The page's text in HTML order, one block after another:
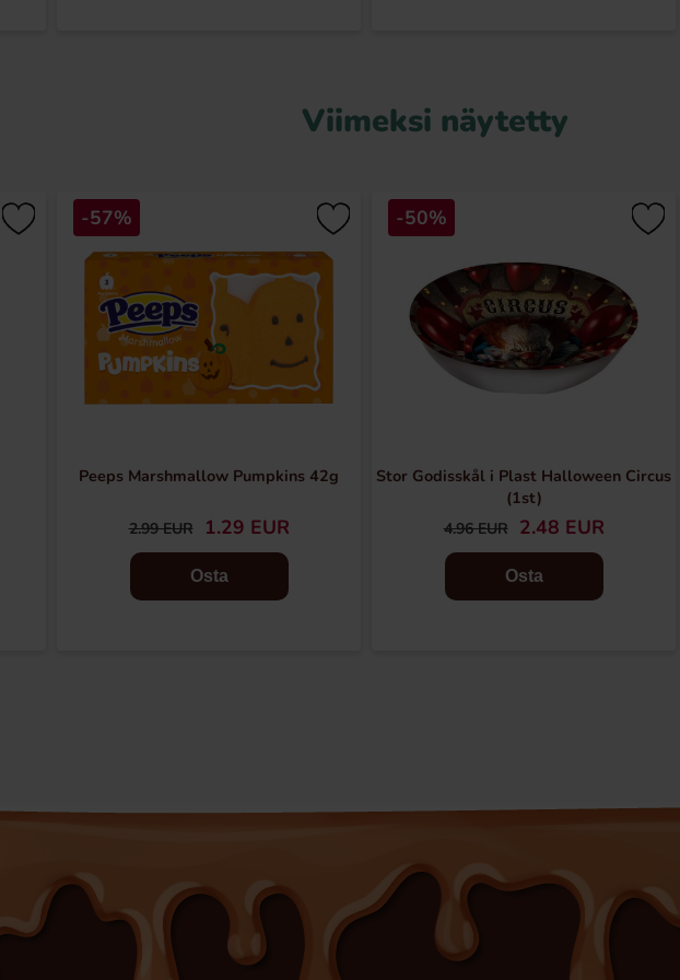
Viimeksi näytetty
-57%
Peeps Marshmallow Pumpkins 42g
2.99 EUR 1.29 EUR
Osta
-50%
Stor Godisskål i Plast Halloween Circus
(1st)
4.96 EUR 2.48 EUR
Osta